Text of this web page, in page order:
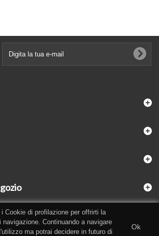
Cookie di profilazione per offrirti la
navigazione. Continuando a navigare
ma potrai decidere in futuro di
Ok